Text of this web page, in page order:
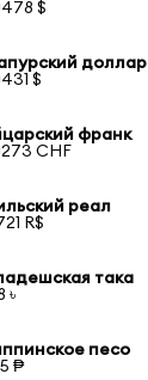
$
доллар
$
франк
CHF
реал
R$
така
৳
песо
₱